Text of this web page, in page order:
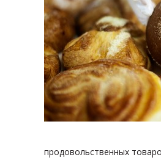
продовольственных